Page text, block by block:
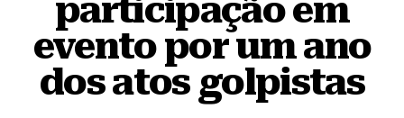
participação em
evento por um ano
dos atos golpistas